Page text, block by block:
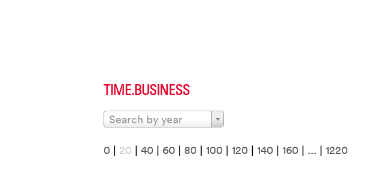
TIME.BUSINESS
Search by year
0 | 20 | 40 | 60 | 80 | 100 | 120 | 140 | 160 | ... | 1220